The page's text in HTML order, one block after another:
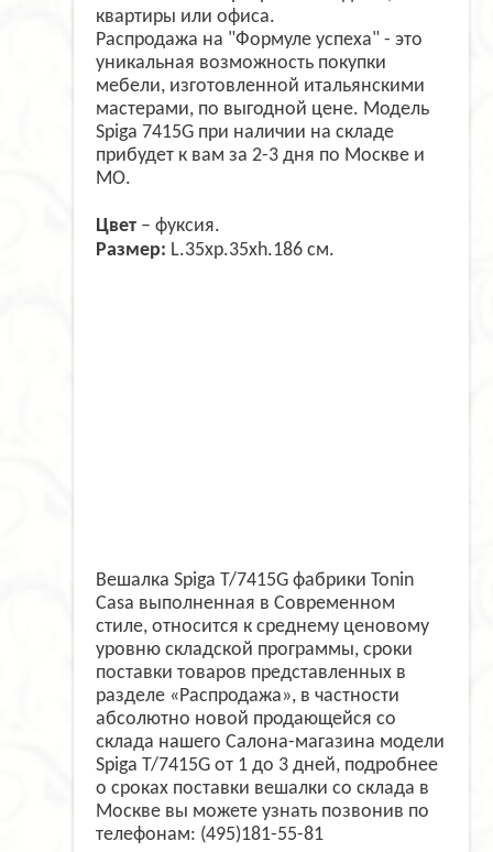
квартиры или офиса.
Распродажа на "Формуле успеха" - это
уникальная возможность покупки
мебели, изготовленной итальянскими
мастерами, по выгодной цене. Модель
Spiga 7415G при наличии на складе
прибудет к вам за 2-3 дня по Москве и
МО.
Цвет – фуксия.
Размер: L.35xp.35xh.186 см.
Вешалка Spiga T/7415G фабрики Tonin
Casa выполненная в Современном
стиле, относится к среднему ценовому
уровню складской программы, сроки
поставки товаров представленных в
разделе «Распродажа», в частности
абсолютно новой продающейся со
склада нашего Салона-магазина модели
Spiga T/7415G от 1 до 3 дней, подробнее
о сроках поставки вешалки со склада в
Москве вы можете узнать позвонив по
телефонам: (495)181-55-81